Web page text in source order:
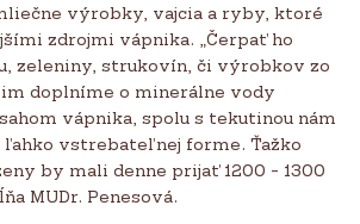
výrobky, vajcia a ryby, ktoré
zdrojmi vápnika. „Čerpať ho
zeleniny, strukovín, či výrobkov zo
doplníme o minerálne vody
vápnika, spolu s tekutinou nám
ľahko vstrebateľnej forme. Ťažko
by mali denne prijať 1200 - 1300
MUDr. Penesová.